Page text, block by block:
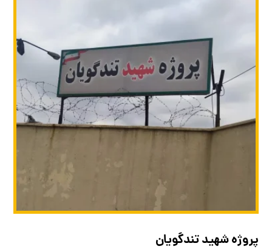
پروژه شهید تندگویان